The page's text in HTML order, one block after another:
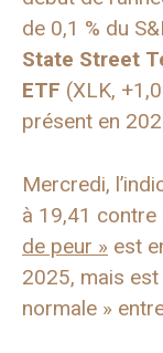
de 0,1 % du
State Street
ETF (XLK,
présent en
Mercredi,
à 19,41
de peur » est
2025, mais
normale »